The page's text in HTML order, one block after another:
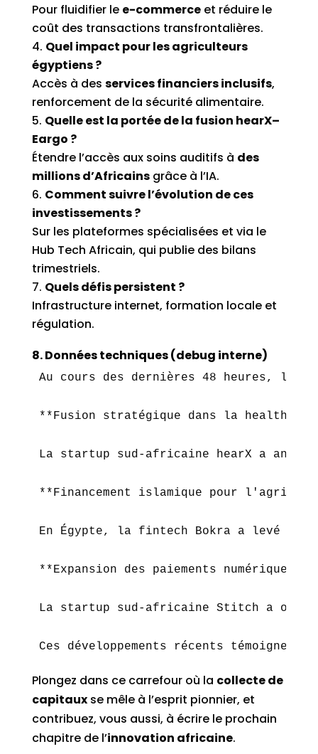
Pour fluidifier le e-commerceet réduire le
coût des transactions transfrontalières.
Quel impact pour les agriculteurs
égyptiens ?
Accès à des services financiers inclusifs,
renforcement de la sécurité alimentaire.
Quelle est la portée de la fusion hearX–
Eargo ?
Étendre l’accès aux soins auditifs à des
millions d’Africainsgrâce à l’IA.
Comment suivre l’évolution de ces
investissements ?
Sur les plateformes spécialisées et via le
Hub Tech Africain, qui publie des bilans
trimestriels.
Quels défis persistent ?
Infrastructure internet, formation locale et
régulation.
8. Données techniques (debug interne)
Au cours des dernières 48 heures,
**Fusion stratégique dans la
La startup sud-africaine hearX a
**Financement islamique pour
En Égypte, la fintech Bokra a levé 59
**Expansion des paiements numériques
La startup sud-africaine Stitch a
Ces développements récents
Plongez dans ce carrefour où la collecte de
capitauxse mêle à l’esprit pionnier, et
contribuez, vous aussi, à écrire le prochain
chapitre de l’innovation africaine.